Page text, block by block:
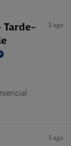
Tarde-
3 ago
3 ago